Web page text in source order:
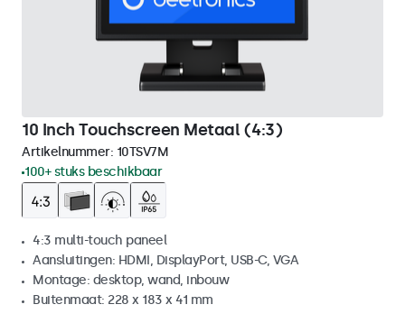
10 Inch Touchscreen Metaal (4:3)
Artikelnummer: 10TSV7M
100+ stuks beschikbaar
4:3 multi-touch paneel
Aansluitingen: HDMI, DisplayPort, USB-C, VGA
Montage: desktop, wand, inbouw
Buitenmaat: 228 x 183 x 41 mm